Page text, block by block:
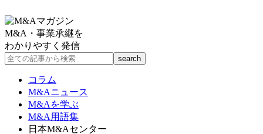
M&A・事業承継を
わかりやすく発信
コラム
M&Aニュース
M&Aを学ぶ
M&A用語集
日本M&Aセンター